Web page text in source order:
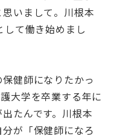
いまして。川根本
て働き始めまし
健師になりたかっ
大学を卒業する年に
たんです。川根本
が「保健師になろ